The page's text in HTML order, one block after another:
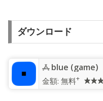
ダウンロード
blue (game)
金額: 無料+